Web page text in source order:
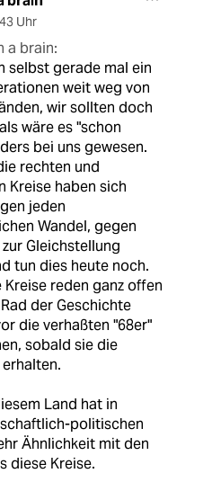
Uhr
a brain:
selbst gerade mal ein
weit weg von
wir sollten doch
wäre es "schon
bei uns gewesen.
rechten und
Kreise haben sich
jeden
Wandel, gegen
Gleichstellung
tun dies heute noch.
Kreise reden ganz offen
der Geschichte
die verhaßten "68er"
sobald sie die
Land hat in
politischen
Ähnlichkeit mit den
diese Kreise.